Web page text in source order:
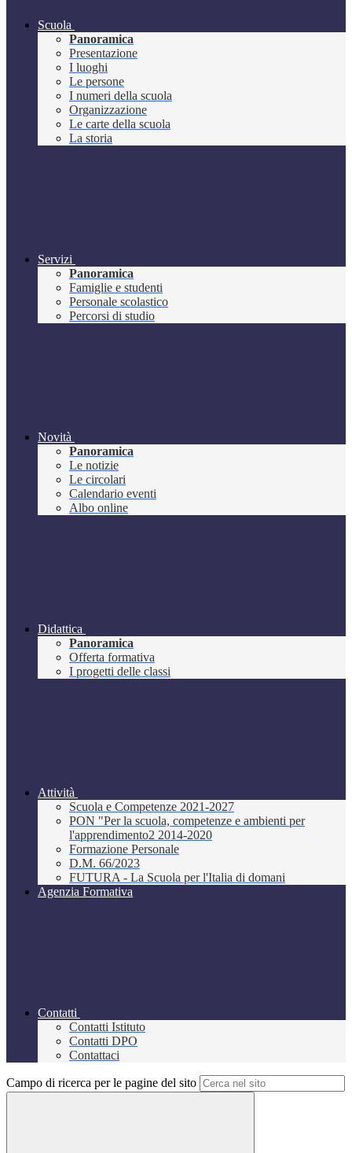
Scuola
Panoramica
Presentazione
I luoghi
Le persone
I numeri della scuola
Organizzazione
Le carte della scuola
La storia
Servizi
Panoramica
Famiglie e studenti
Personale scolastico
Percorsi di studio
Novità
Panoramica
Le notizie
Le circolari
Calendario eventi
Albo online
Didattica
Panoramica
Offerta formativa
I progetti delle classi
Attività
Scuola e Competenze 2021-2027
PON "Per la scuola, competenze e ambienti per
l'apprendimento2 2014-2020
Formazione Personale
D.M. 66/2023
FUTURA - La Scuola per l'Italia di domani
Agenzia Formativa
Contatti
Contatti Istituto
Contatti DPO
Contattaci
Campo di ricerca per le pagine del sito